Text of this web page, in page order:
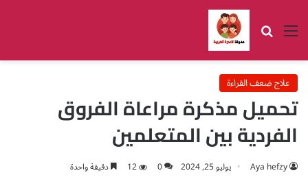
القائمة بحث عن
علاج ضعف القراءة
تحميل مذكرة مراعاة الفروق
الفردية بين المتعلمين
Aya hefzy يوليو 25, 2024 0
12 دقيقة واحدة